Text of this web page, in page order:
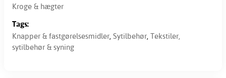
Kroge & hægter
Tags:
Knapper & fastgørelsesmidler, Sytilbehør, Tekstiler,
sytilbehør & syning